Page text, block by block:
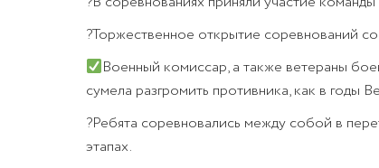
?Торжественное открытие соревнований
Военный комиссар, а также ветераны
сумела разгромить противника, как в годы
?Ребята соревновались между собой в
этапах.